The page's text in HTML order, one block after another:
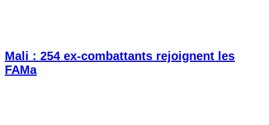
Mali : 254 ex-combattants rejoignent les
FAMa